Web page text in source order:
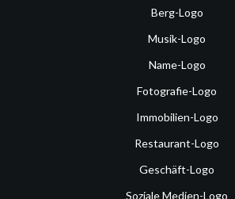
Berg-Logo
Musik-Logo
Name-Logo
Fotografie-Logo
Immobilien-Logo
Restaurant-Logo
Geschäft-Logo
Soziale Medien-Logo